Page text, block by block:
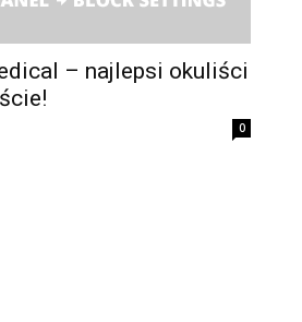
– najlepsi okuliści
0